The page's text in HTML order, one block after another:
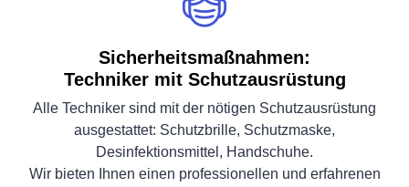
Sicherheitsmaßnahmen:
Techniker mit Schutzausrüstung
Alle Techniker sind mit der nötigen Schutzausrüstung
ausgestattet: Schutzbrille, Schutzmaske,
Desinfektionsmittel, Handschuhe.
Wir bieten Ihnen einen professionellen und erfahrenen